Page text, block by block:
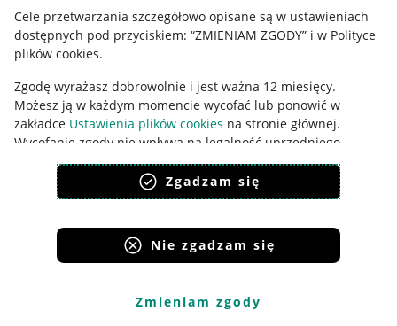
Cele przetwarzania szczegółowo opisane są w ustawieniach
dostępnych pod przyciskiem: “ZMIENIAM ZGODY” i w Polityce
plików cookies.
Zgodę wyrażasz dobrowolnie i jest ważna 12 miesięcy.
Możesz ją w każdym momencie wycofać lub ponowić w
zakładce Ustawienia plików cookies na stronie głównej.
Wycofanie zgody nie wpływa na legalność uprzedniego
przetwarzania.
polityka plików cookies
polityka ochrony prywatności
Zgadzam się
Nie zgadzam się
Zmieniam zgody
Pobierz aplikację
Korzystanie z serwisu oznacza akceptacjęregulaminu